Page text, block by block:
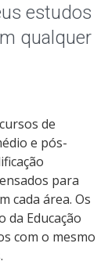
estudos
qualquer
de
e pós-
para
cada área. Os
Educação
com o mesmo